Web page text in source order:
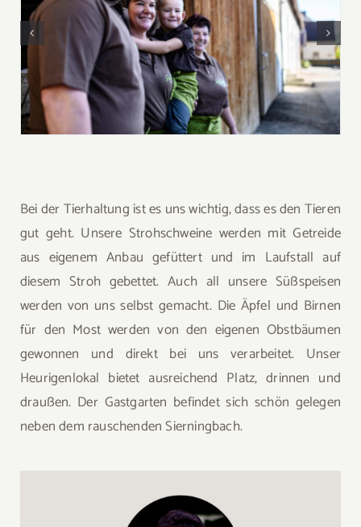
Bei der Tierhaltung ist es uns wichtig, dass es den Tieren
gut geht. Unsere Strohschweine werden mit Getreide
aus eigenem Anbau gefüttert und im Laufstall auf
diesem Stroh gebettet. Auch all unsere Süßspeisen
werden von uns selbst gemacht. Die Äpfel und Birnen
für den Most werden von den eigenen Obstbäumen
gewonnen und direkt bei uns verarbeitet. Unser
Heurigenlokal bietet ausreichend Platz, drinnen und
draußen. Der Gastgarten befindet sich schön gelegen
neben dem rauschenden Sierningbach.